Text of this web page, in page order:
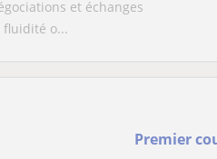
et échanges
fluidité o...
Premier